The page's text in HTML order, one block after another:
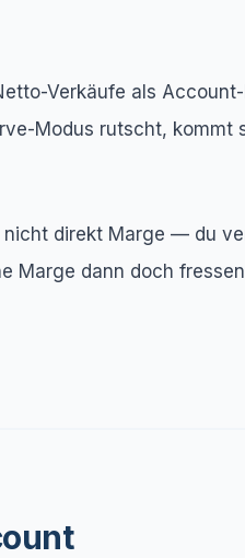
Verkäufe als
Modus rutscht, kommt
direkt Marge — du
Marge dann doch